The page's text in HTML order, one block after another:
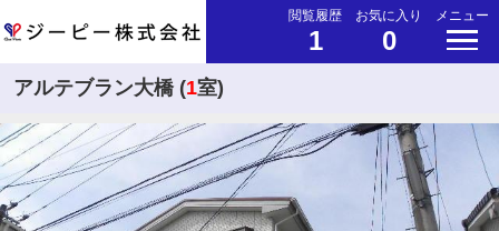
閲覧履歴
1
お気に入り
0
メニュー
アルテブラン大橋 (1室)